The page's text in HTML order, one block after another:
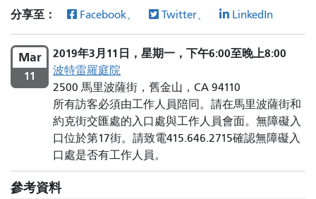
分享至： Facebook、 Twitter、 LinkedIn
Mar
11
2019年3月11日，星期一，下午6:00至晚上8:00
波特雷羅庭院
2500 馬里波薩街，舊金山，CA 94110
所有訪客必須由工作人員陪同。請在馬里波薩街和
約克街交匯處的入口處與工作人員會面。無障礙入
口位於第17街。請致電415.646.2715確認無障礙入
口處是否有工作人員。
參考資料